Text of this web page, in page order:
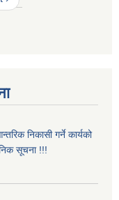
निकासी गर्ने कार्यको
सूचना !!!